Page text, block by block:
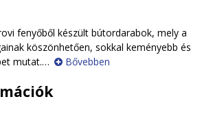
fenyőből készült bútordarabok, mely a
köszönhetően, sokkal keményebb és
mutat.… Bővebben